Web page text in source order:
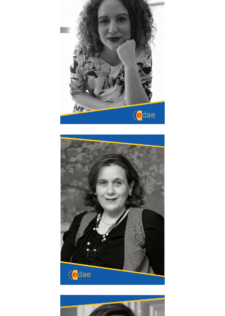
Mª Dolores Hernández
Abogada, Mediadora y facilitadora en prácticas
restaurativas y experta en programación
neurolingüística. Experta en coordinación de
parentalidad.
Nuria Calvo